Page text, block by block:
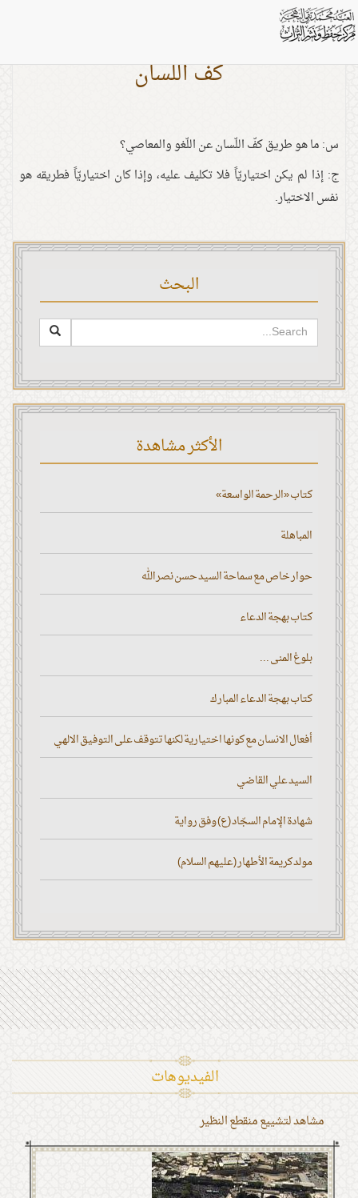
كفّ اللّسان
س: ما هو طريق كفّ اللّسان عن اللّغو والمعاصي؟
ج: إذا لم يكن اختياريّاً فلا تكليف عليه، وإذا كان اختياريّاً فطريقه هو
نفس الاختيار.
البحث
الأكثر مشاهدة
كتاب «الرحمة الواسعة»
المباهلة
حوار خاص مع سماحة السيد حسن نصر الله
كتاب بهجة الدعاء
بلوغ المنى ...
كتاب بهجة الدعاء المبارك
أفعال الانسان مع كونها اختيارية لكنها تتوقف على التوفيق الالهي
السيد علي القاضي
شهادة الإمام السجّاد (ع) وفق رواية
مولد كريمة الأطهار (عليهم السلام)
الفیدیوهات
مشاهد لتشييع منقطع النظير